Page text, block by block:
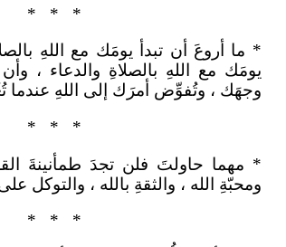
*
*
*
* ما أروعَ أن تبدأ يومَك مع اللهِ
يومَك مع اللهِ بالصلاةِ والدعاء ،
وجهَك ، وتُفوِّض أمرَك إلى اللهِ عندما
*
*
*
* مهما حاولتَ فلن تجدَ طمأنينةَ
ومحبّةِ الله ، والثقةِ بالله ، والتوكل
*
*
*